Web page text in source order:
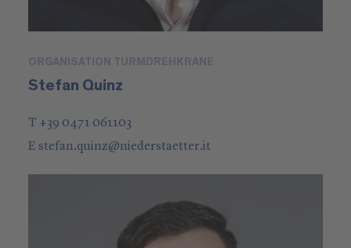
ORGANISATION TURMDREHKRANE
Stefan Quinz
T +39 0471 061103
Estefan.quinz@niederstaetter.it